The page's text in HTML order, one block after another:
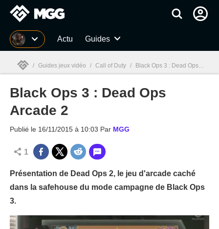
MGG Actu Guides
MGG
/ Guides jeux vidéo / Call of Duty / Black Ops 3 : Dead Ops Arcade 2
Black Ops 3 : Dead Ops
Arcade 2
Publié le 16/11/2015 à 10:03 Par MGG
1
Présentation de Dead Ops 2, le jeu d'arcade caché
dans la safehouse du mode campagne de Black Ops
3.